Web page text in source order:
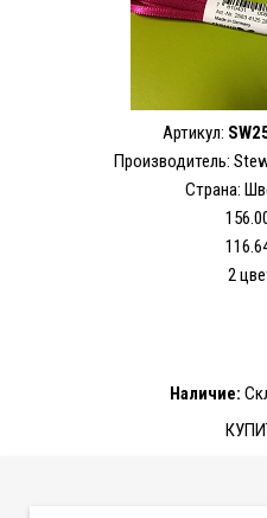
Артикул:
Производитель:
Страна:
2
Наличие: